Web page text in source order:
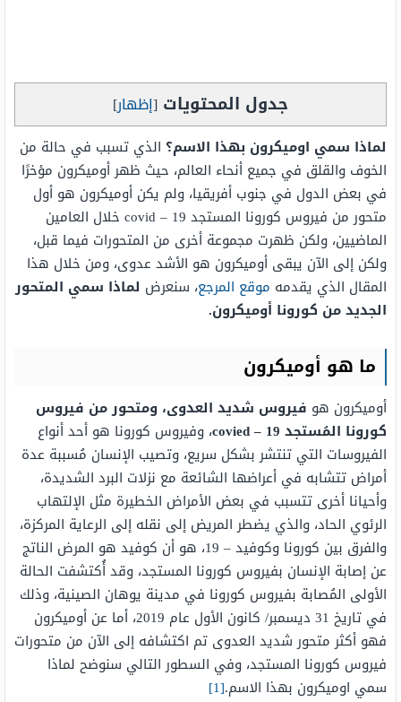
جدول المحتويات [إظهار]
لماذا سمي اوميكرون بهذا الاسم؟ الذي تسبب في حالة من
الخوف والقلق في جميع أنحاء العالم، حيث ظهر أوميكرون مؤخرًا
في بعض الدول في جنوب أفريقيا، ولم يكن أوميكرون هو أول
متحور من فيروس كورونا المستجد covid – 19 خلال العامين
الماضيين، ولكن ظهرت مجموعة أخرى من المتحورات فيما قبل،
ولكن إلى الآن يبقى أوميكرون هو الأشد عدوى، ومن خلال هذا
المقال الذي يقدمه موقع المرجع، سنعرض لماذا سمي المتحور
الجديد من كورونا أوميكرون.
ما هو أوميكرون
أوميكرون هو فيروس شديد العدوى، ومتحور من فيروس
كورونا المُستجد covied – 19
، وفيروس كورونا هو أحد أنواع
الفيروسات التي تنتشر بشكل سريع، وتصيب الإنسان مُسببة عدة
أمراض تتشابه في أعراضها الشائعة مع نزلات البرد الشديدة،
وأحيانا أخرى تتسبب في بعض الأمراض الخطيرة مثل الإلتهاب
الرئوي الحاد، والذي يضطر المريض إلى نقله إلى الرعاية المركزة،
والفرق بين كورونا وكوفيد – 19، هو أن كوفيد هو المرض الناتج
عن إصابة الإنسان بفيروس كورونا المستجد، وقد أُكتشفت الحالة
الأولى المُصابة بفيروس كورونا في مدينة يوهان الصينية، وذلك
في تاريخ 31 ديسمبر/ كانون الأول عام 2019، أما عن أوميكرون
فهو أكثر متحور شديد العدوى تم اكتشافه إلى الآن من متحورات
فيروس كورونا المستجد، وفي السطور التالي سنوضح لماذا
سمي اوميكرون بهذا الاسم.[1]